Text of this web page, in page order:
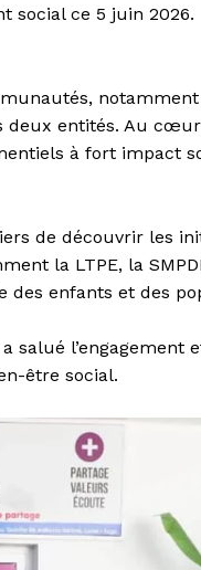
social ce 5 juin 2026.
notamment
deux entités. Au
à fort impact
de découvrir les
la LTPE, la
des enfants et des
salué l’engagement
être social.